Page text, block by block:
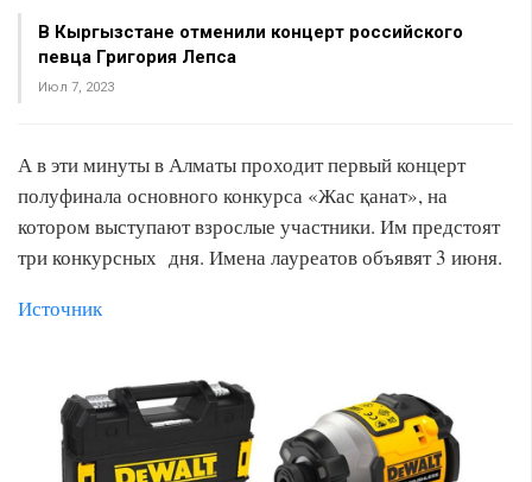
В Кыргызстане отменили концерт российского
певца Григория Лепса
Июл 7, 2023
А в эти минуты в Алматы проходит первый концерт
полуфинала основного конкурса «Жас қанат», на
котором выступают взрослые участники. Им предстоят
три конкурсных дня. Имена лауреатов объявят 3 июня.
Источник